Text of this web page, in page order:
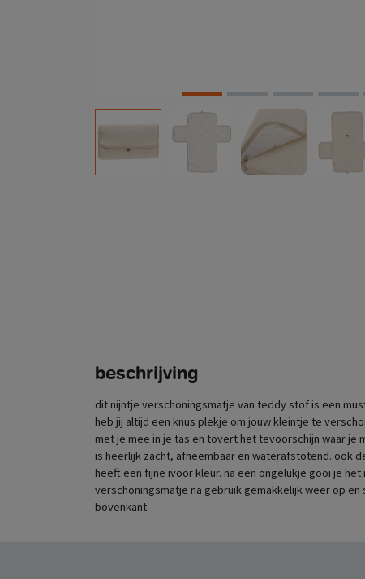
beschrijving
dit nijntje verschoningsmatje van teddy stof is een
heb jij altijd een knus plekje om jouw kleintje te
met je mee in je tas en tovert het tevoorschijn waar je
is heerlijk zacht, afneembaar en waterafstotend. ook
heeft een fijne ivoor kleur. na een ongelukje gooi je
verschoningsmatje na gebruik gemakkelijk weer op
bovenkant.